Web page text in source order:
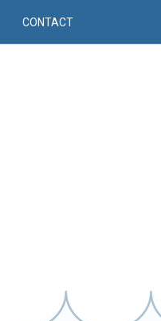
CONTACT